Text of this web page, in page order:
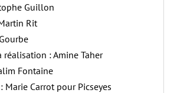
Guillon
Rit
réalisation : Amine Taher
Fontaine
Marie Carrot pour Picseyes